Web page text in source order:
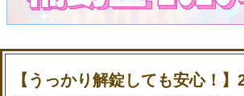
【うっかり解錠しても安心！